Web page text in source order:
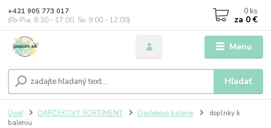
Menu
Hľadať
+421 905 773 017
(Po-Pia, 8:30 - 17:00, So: 9:00 - 12:00)
0 ks
za 0 €
Úvod DARČEKOVÝ SORTIMENT Darčekové balenie
doplnky k
baleniu